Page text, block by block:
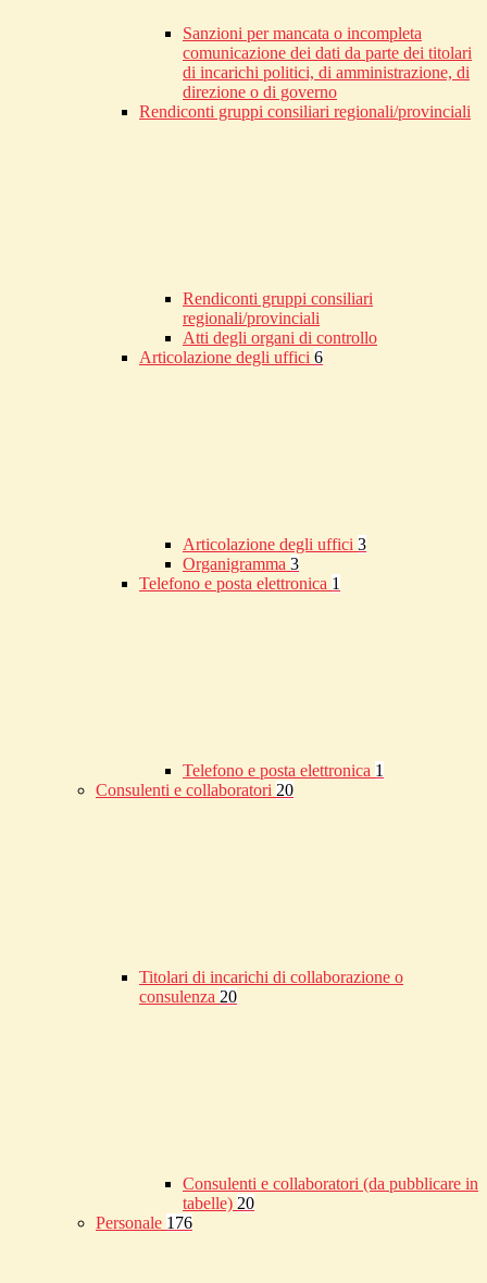
Sanzioni per mancata o incompleta
comunicazione dei dati da parte dei titolari
di incarichi politici, di amministrazione, di
direzione o di governo
Rendiconti gruppi consiliari regionali/provinciali
Rendiconti gruppi consiliari
regionali/provinciali
Atti degli organi di controllo
Articolazione degli uffici 6
Articolazione degli uffici 3
Organigramma 3
Telefono e posta elettronica 1
Telefono e posta elettronica 1
Consulenti e collaboratori 20
Titolari di incarichi di collaborazione o
consulenza 20
Consulenti e collaboratori (da pubblicare in
tabelle) 20
Personale 176